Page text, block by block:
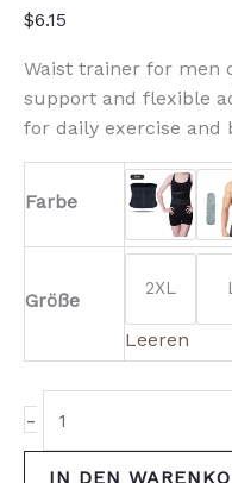
$6.15
Waist trainer for men
support and flexible
for daily exercise and
Farbe
Größe
2XL
Leeren
-
IN DEN